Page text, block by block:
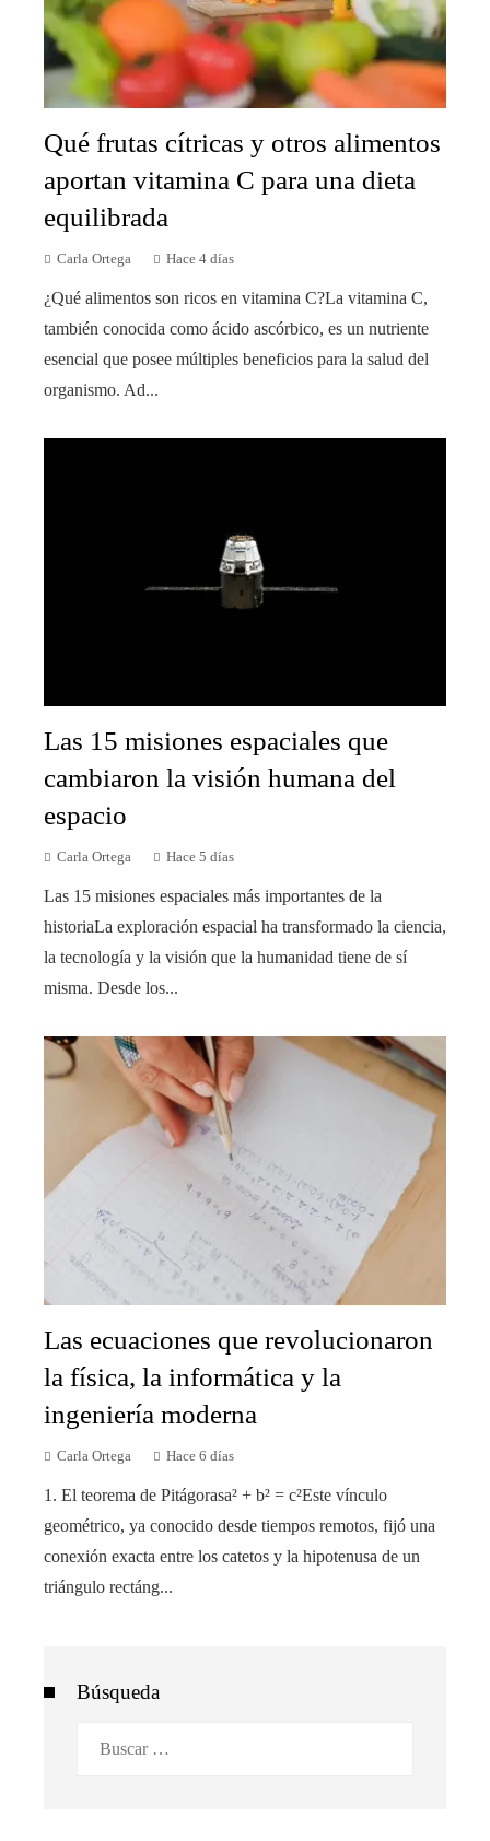
Qué frutas cítricas y otros alimentos
aportan vitamina C para una dieta
equilibrada
Carla Ortega Hace 4 días
¿Qué alimentos son ricos en vitamina C?La vitamina C,
también conocida como ácido ascórbico, es un nutriente
esencial que posee múltiples beneficios para la salud del
organismo. Ad...
Las 15 misiones espaciales que
cambiaron la visión humana del
espacio
Carla Ortega Hace 5 días
Las 15 misiones espaciales más importantes de la
historiaLa exploración espacial ha transformado la ciencia,
la tecnología y la visión que la humanidad tiene de sí
misma. Desde los...
Las ecuaciones que revolucionaron
la física, la informática y la
ingeniería moderna
Carla Ortega Hace 6 días
1. El teorema de Pitágorasa² + b² = c²Este vínculo
geométrico, ya conocido desde tiempos remotos, fijó una
conexión exacta entre los catetos y la hipotenusa de un
triángulo rectáng...
Búsqueda